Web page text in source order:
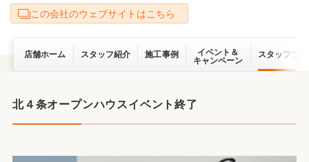
この会社のウェブサイトはこちら
店舗ホーム スタッフ紹介 施工事例
イベント＆
キャンペーン
スタッフブ
北４条オープンハウスイベント終了